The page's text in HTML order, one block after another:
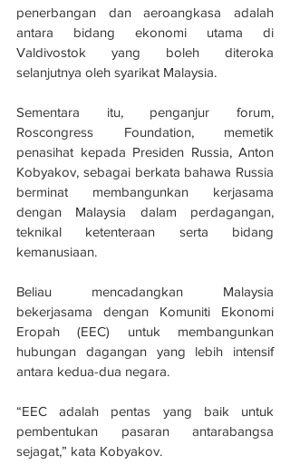
penerbangan dan aeroangkasa adalah
antara bidang ekonomi utama di
Valdivostok yang boleh diteroka
selanjutnya oleh syarikat Malaysia.
Sementara itu, penganjur forum,
Roscongress Foundation, memetik
penasihat kepada Presiden Russia, Anton
Kobyakov, sebagai berkata bahawa Russia
berminat membangunkan kerjasama
dengan Malaysia dalam perdagangan,
teknikal ketenteraan serta bidang
kemanusiaan.
Beliau mencadangkan Malaysia
bekerjasama dengan Komuniti Ekonomi
Eropah (EEC) untuk membangunkan
hubungan dagangan yang lebih intensif
antara kedua-dua negara.
“EEC adalah pentas yang baik untuk
pembentukan pasaran antarabangsa
sejagat,” kata Kobyakov.